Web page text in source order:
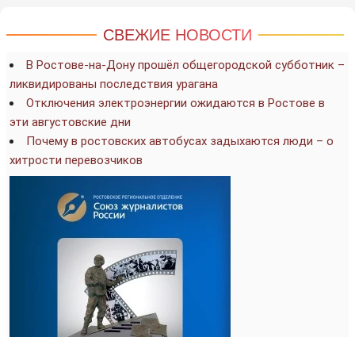
СВЕЖИЕ НОВОСТИ
В Ростове-на-Дону прошёл общегородской субботник –
ликвидированы последствия урагана
Отключения электроэнергии ожидаются в Ростове в
эти августовские дни
Почему в ростовских автобусах задыхаются люди – о
хитрости перевозчиков